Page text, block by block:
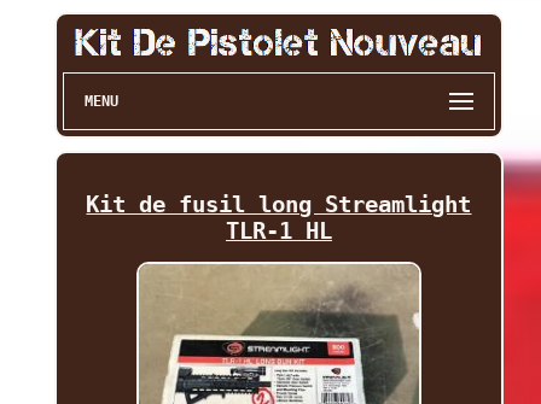
MENU
Kit de fusil long Streamlight
TLR-1 HL